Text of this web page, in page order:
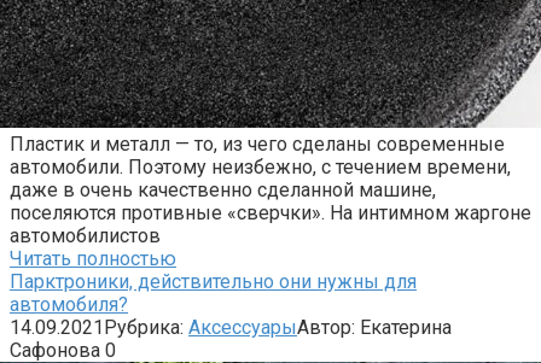
Пластик и металл — то, из чего сделаны современные
автомобили. Поэтому неизбежно, с течением времени,
даже в очень качественно сделанной машине,
поселяются противные «сверчки». На интимном жаргоне
автомобилистов
Читать полностью
Парктроники, действительно они нужны для
автомобиля?
14.09.2021Рубрика: АксессуарыАвтор: Екатерина
Сафонова 0